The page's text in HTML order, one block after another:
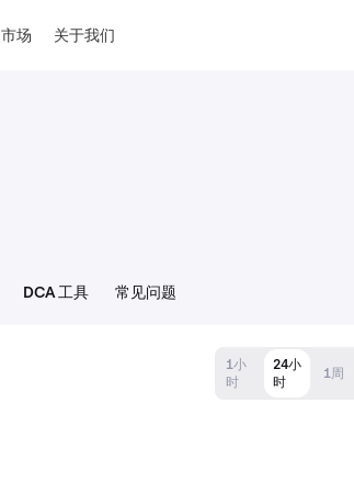
市场 关于我们
DCA 工具 常见问题
1小
时
24小
时
1周